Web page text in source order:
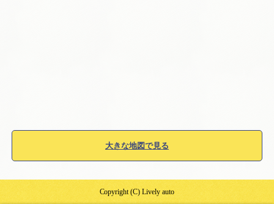
大きな地図で見る
Copyright (C) Lively auto